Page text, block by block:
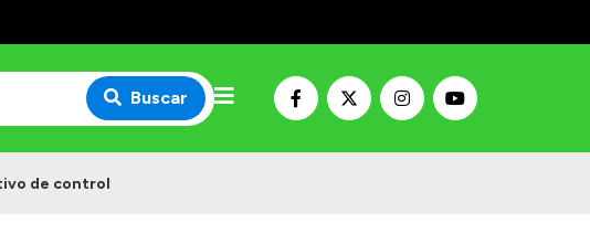
Buscar
de control